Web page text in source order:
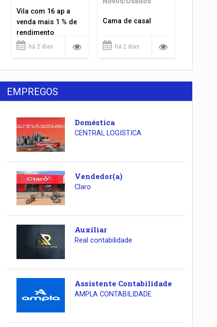
Vila com 16 ap a
venda mais 1 % de
rendimento
há 2 dias
Cama de casal
há 2 dias
EMPREGOS
Doméstica
CENTRAL LOGISTICA
Vendedor(a)
Claro
Auxiliar
Real contabilidade
Assistente Contabilidade
AMPLA CONTABILIDADE